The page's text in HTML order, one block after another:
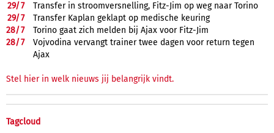
29/7
Transfer in stroomversnelling, Fitz-Jim op weg naar Torino
29/7
Transfer Kaplan geklapt op medische keuring
28/7
Torino gaat zich melden bij Ajax voor Fitz-Jim
28/7
Vojvodina vervangt trainer twee dagen voor return tegen
Ajax
Stel hier in welk nieuws jij belangrijk vindt.
Tagcloud